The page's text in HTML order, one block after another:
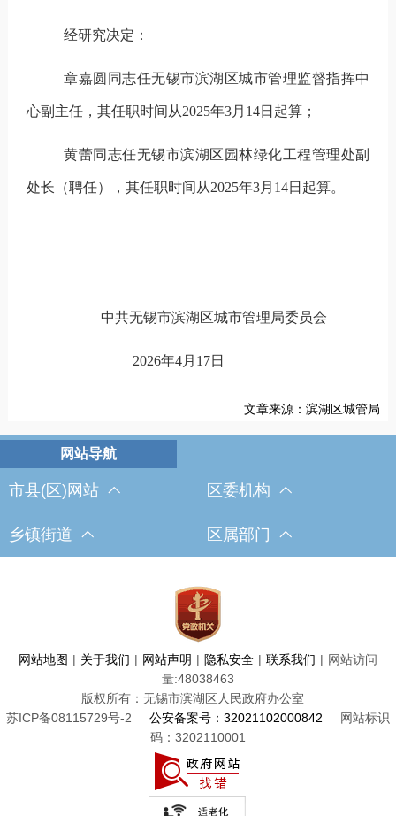
经研究决定：
章嘉圆同志任无锡市滨湖区城市管理监督指挥中
心副主任，其任职时间从2025年3月 14日起算；
黄蕾同志任无锡市滨湖区园林绿化工程管理处副
处长（聘任），其任职时间从2025年3月 14日起算。
中共无锡市滨湖区城市管理局委员会
2026年4月 17日
文章来源：滨湖区城管局
市县(区)网站 区委机构
乡镇街道 区属部门
网站地图 | 关于我们 | 网站声明 | 隐私安全 | 联系我们 | 网站访问
量:48038463
版权所有：无锡市滨湖区人民政府办公室
苏ICP备08115729号-2
公安备案号：32021102000842
网站标识
码：3202110001